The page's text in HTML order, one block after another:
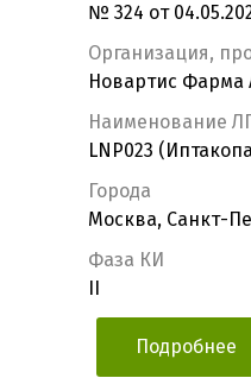
№ 324 от
Организация,
Новартис Фарма
Наименование
LNP023
Города
Москва, Санкт-
Фаза КИ
Подробнее